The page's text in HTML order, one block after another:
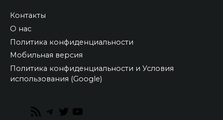
Контакты
О нас
Политика конфиденциальности
Мобильная версия
Политика конфиденциальности и Условия
использования (Google)
RSS
Telegram
Twitter